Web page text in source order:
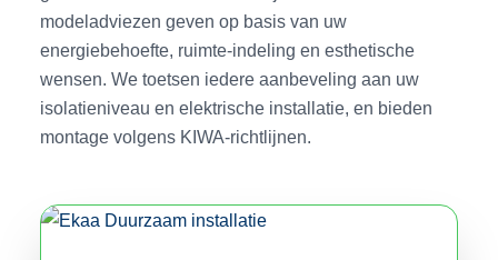
modeladviezen geven op basis van uw
energiebehoefte, ruimte-indeling en esthetische
wensen. We toetsen iedere aanbeveling aan uw
isolatieniveau en elektrische installatie, en bieden
montage volgens KIWA-richtlijnen.